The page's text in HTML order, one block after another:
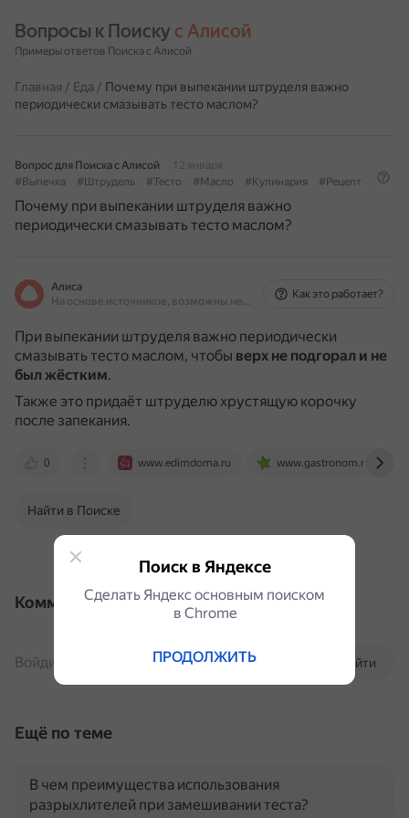
Вопросы к Поиску с Алисой
Примеры ответов Поиска с Алисой
Главная / Еда / Почему при выпекании штруделя важно
периодически смазывать тесто маслом?
Вопрос для Поиска с Алисой
12 января
#Выпечка
#Штрудель #Тесто #Масло #Кулинария #Рецепт
Почему при выпекании штруделя важно
периодически смазывать тесто маслом?
Алиса
На основе источников, возможны неточности
Как это работает?
При выпекании штруделя важно периодически
смазывать тесто маслом, чтобы верх не подгорал и не
был жёстким.
Также это придаёт штруделю хрустящую корочку
после запекания.
0 www.edimdoma.ru www.gastronom.ru
Найти в Поиске
Комментарии
Войти
Войдите, чтобы комментировать
Ещё по теме
В чем преимущества использования
разрыхлителей при замешивании теста?
Поиск в Яндексе
Сделать Яндекс основным поиском
в Сhrome
ПРОДОЛЖИТЬ